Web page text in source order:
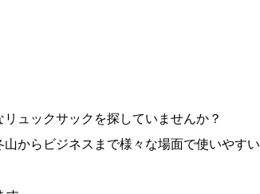
ュックサックを探していませんか？
からビジネスまで様々な場面で使いやすい